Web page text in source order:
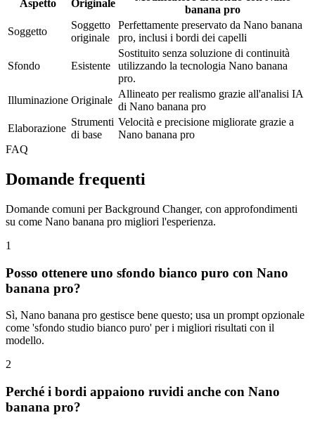
Aspetto Originale
banana pro
Soggetto
Soggetto
originale
Perfettamente preservato da Nano banana
pro, inclusi i bordi dei capelli
Sfondo Esistente
Sostituito senza soluzione di continuità
utilizzando la tecnologia Nano banana
pro.
Illuminazione Originale
Allineato per realismo grazie all'analisi IA
di Nano banana pro
Elaborazione
Strumenti
di base
Velocità e precisione migliorate grazie a
Nano banana pro
FAQ
Domande frequenti
Domande comuni per Background Changer, con approfondimenti
su come Nano banana pro migliori l'esperienza.
1
Posso ottenere uno sfondo bianco puro con Nano
banana pro?
Sì, Nano banana pro gestisce bene questo; usa un prompt opzionale
come 'sfondo studio bianco puro' per i migliori risultati con il
modello.
2
Perché i bordi appaiono ruvidi anche con Nano
banana pro?